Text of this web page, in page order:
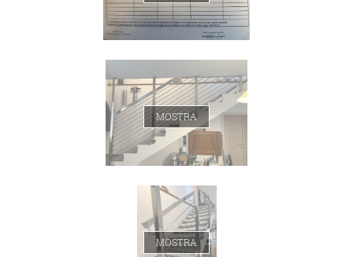
MOSTRA
MOSTRA